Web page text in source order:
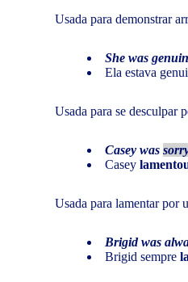
Usada para demonstrar
She was
Ela estava
Usada para se desculpar
Casey was
Casey
Usada para lamentar por
Brigid was
Brigid sempre